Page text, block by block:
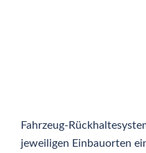
Fahrzeug-
jeweiligen Einbauorten